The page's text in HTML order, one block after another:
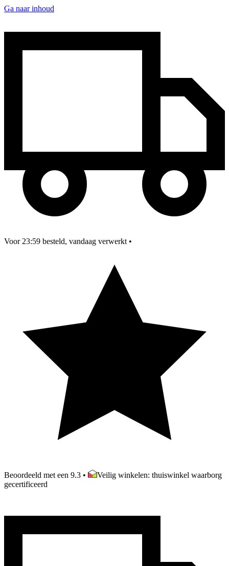
Ga naar inhoud
Voor 23:59 besteld, vandaag verwerkt •
Beoordeeld met een 9.3 •
Veilig winkelen: thuiswinkel waarborg
gecertificeerd